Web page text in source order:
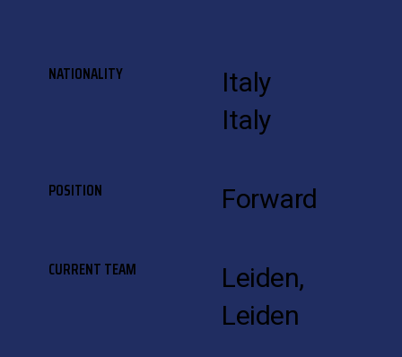
NATIONALITY
Italy
Italy
POSITION Forward
CURRENT TEAM
Leiden,
Leiden